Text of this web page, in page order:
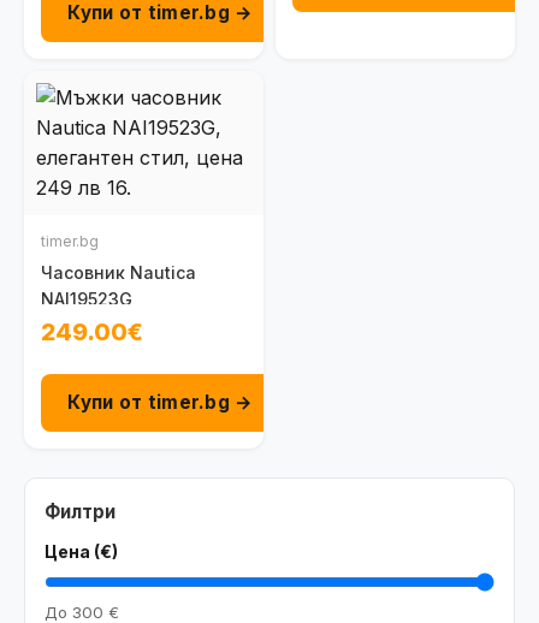
Филтри
Цена (€)
До 300 €
Купи от timer.bg →
timer.bg
Часовник Nautica
NAI19523G
249.00€
Купи от timer.bg →